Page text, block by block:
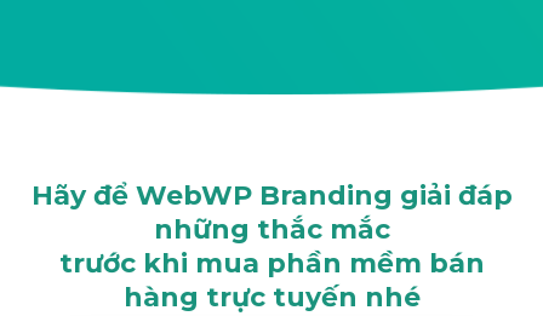
Hãy để WebWP Branding giải đáp
những thắc mắc
trước khi mua phần mềm bán
hàng trực tuyến nhé